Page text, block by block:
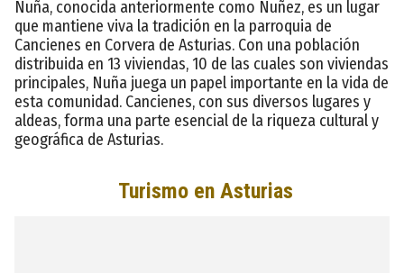
Nuña, conocida anteriormente como Nuñez, es un lugar
que mantiene viva la tradición en la parroquia de
Cancienes en Corvera de Asturias. Con una población
distribuida en 13 viviendas, 10 de las cuales son viviendas
principales, Nuña juega un papel importante en la vida de
esta comunidad. Cancienes, con sus diversos lugares y
aldeas, forma una parte esencial de la riqueza cultural y
geográfica de Asturias.